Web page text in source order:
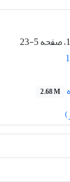
5-23
2.68 M